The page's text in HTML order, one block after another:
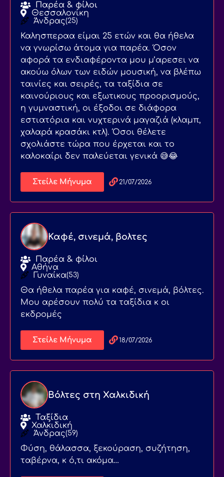
Παρέα & φίλοι
Θεσσαλονίκη
Άνδρας(25)
Καλησπεραα είμαι 25 ετών και θα ήθελα
να γνωρίσω άτομα για παρέα. Όσον
αφορά τα ενδιαφέροντα μου μ’αρεσει να
ακούω όλων των ειδών μουσική, να βλέπω
ταινίες και σειρές, τα ταξίδια σε
καινούριους και εξωτικους προορισμούς,
η γυμναστική, οι έξοδοι σε διάφορα
εστιατόρια και νυχτερινά μαγαζιά (κλαμπ,
χαλαρά κρασάκι κτλ). Όσοι θέλετε
σχολιάστε τώρα που έρχεται και το
καλοκαίρι δεν παλεύεται γενικά 😅😂
Στείλε Μήνυμα 21/07/2026
Καφέ, σινεμά, βολτες
Παρέα & φίλοι
Αθήνα
Γυναίκα(53)
Θα ήθελα παρέα για καφέ, σινεμά, βόλτες.
Μου αρέσουν πολύ τα ταξίδια κ οι
εκδρομές
Στείλε Μήνυμα 18/07/2026
Βόλτες στη Χαλκιδική
Ταξίδια
Χαλκιδική
Άνδρας(59)
Φύση, θάλασσα, ξεκούραση, συζήτηση,
ταβέρνα, κ ό,τι ακόμα…